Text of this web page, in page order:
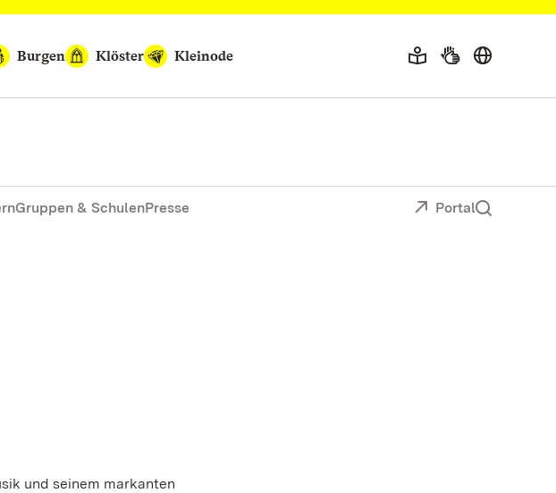
Burgen Klöster Kleinode
Gruppen & SchulenPresse Portal
und seinem markanten